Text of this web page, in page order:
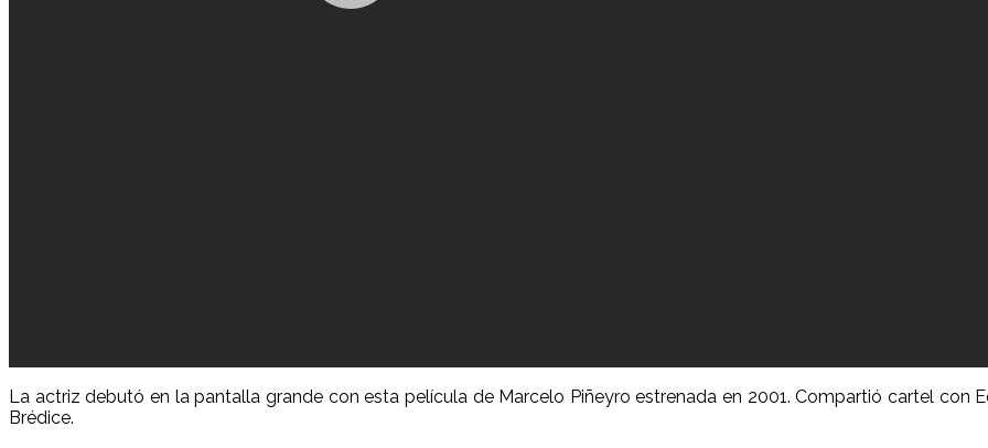
La actriz debutó en la pantalla grande con esta película de Marcelo Piñeyro estrenada en 2001. Compartió cartel con
Brédice.